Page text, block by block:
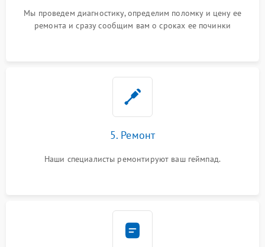
Мы проведем диагностику, определим поломку и цену ее
ремонта и сразу сообщим вам о сроках ее починки
5. Ремонт
Наши специалисты ремонтируют ваш геймпад.